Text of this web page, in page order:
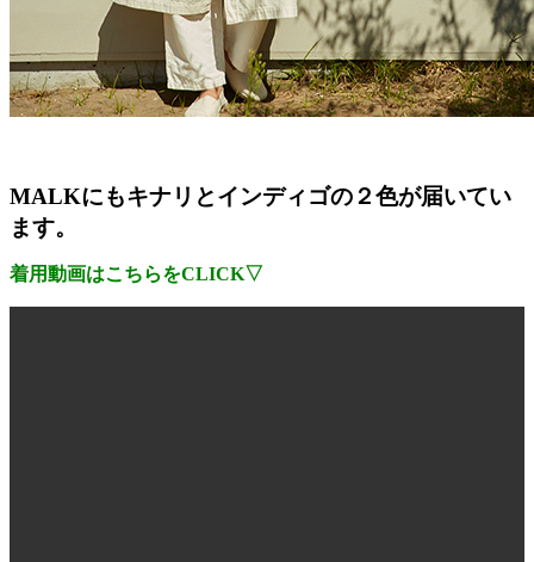
MALKにもキナリとインディゴの２色が届いてい
ます。
着用動画はこちらをCLICK▽